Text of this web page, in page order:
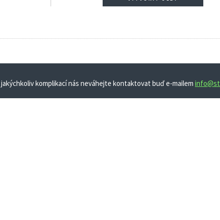
jakýchkoliv komplikací nás neváhejte kontaktovat buď e-mailem